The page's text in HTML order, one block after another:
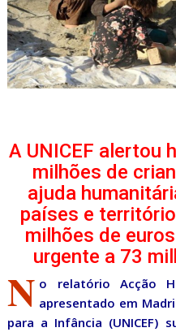
A UNICEF alertou
milhões de
ajuda
países e
milhões de
urgente a 73
N o relatório Acção
apresentado em
para a Infância (UNICEF)